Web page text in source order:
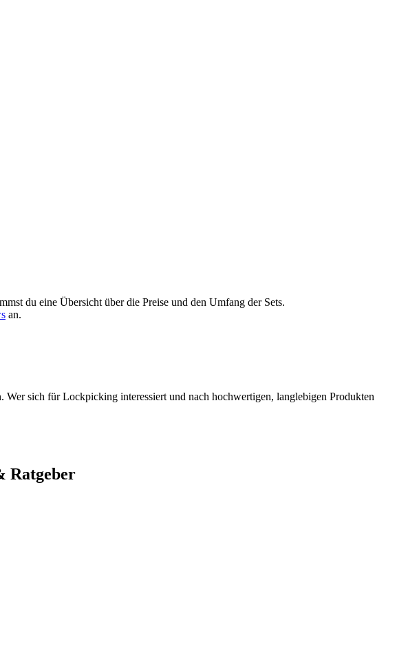
du eine Übersicht über die Preise und den Umfang der Sets.
an.
sich für Lockpicking interessiert und nach hochwertigen, langlebigen Produkten
Ratgeber